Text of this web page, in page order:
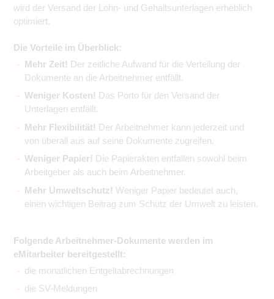
wird der Versand der Lohn- und Gehaltsunterlagen erheblich
optimiert.
Die Vorteile im Überblick:
Mehr Zeit! Der zeitliche Aufwand für die Verteilung der
Dokumente an die Arbeitnehmer entfällt.
Weniger Kosten! Das Porto für den Versand der
Unterlagen entfällt.
Mehr Flexibilität! Der Arbeitnehmer kann jederzeit und
von überall aus auf seine Dokumente zugreifen.
Weniger Papier! Die Papierakten entfallen sowohl beim
Arbeitgeber als auch beim Arbeitnehmer.
Mehr Umweltschutz! Weniger Papier bedeutet auch,
einen wichtigen Beitrag zum Schutz der Umwelt zu leisten.
Folgende Arbeitnehmer-Dokumente werden im
eMitarbeiter bereitgestellt:
die monatlichen Entgeltabrechnungen
die SV-Meldungen